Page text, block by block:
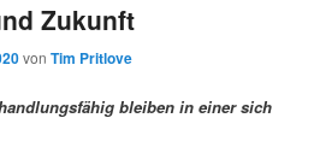
Zukunft
vonTim Pritlove
bleiben in einer sich